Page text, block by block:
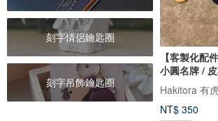
刻字情侶鑰匙圈
刻字吊飾鑰匙圈
【客製化配件吊牌 /
小圓名牌 / 皮
Hakitora 有
NT$ 350